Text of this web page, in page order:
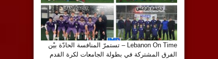
Lebanon On Time – تستمرّ المنافسة الحادّة بيْن
الفرق المشتركة في بطولة الجامعات لكرة القدم